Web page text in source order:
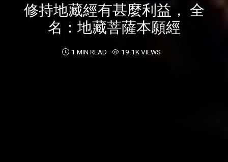
修持地藏經有甚麼利益， 全
名：地藏菩薩本願經
1 MIN READ 19.1K VIEWS